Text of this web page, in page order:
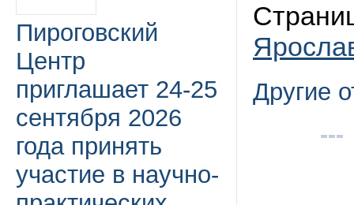
Пироговский
Центр
приглашает 24-25
сентября 2026
года принять
участие в научно-
Другие